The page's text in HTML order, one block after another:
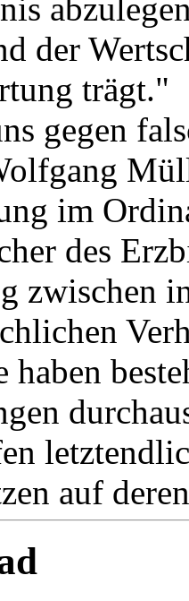
der
trägt."
gegen
im
des
zwischen
haben
auf